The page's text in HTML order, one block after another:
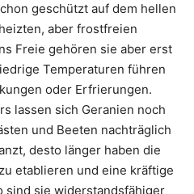
geschützt auf dem hellen
aber frostfreien
Freie gehören sie aber erst
Temperaturen führen
oder Erfrierungen.
lassen sich Geranien noch
und Beeten nachträglich
desto länger haben die
etablieren und eine kräftige
sind sie widerstandsfähiger